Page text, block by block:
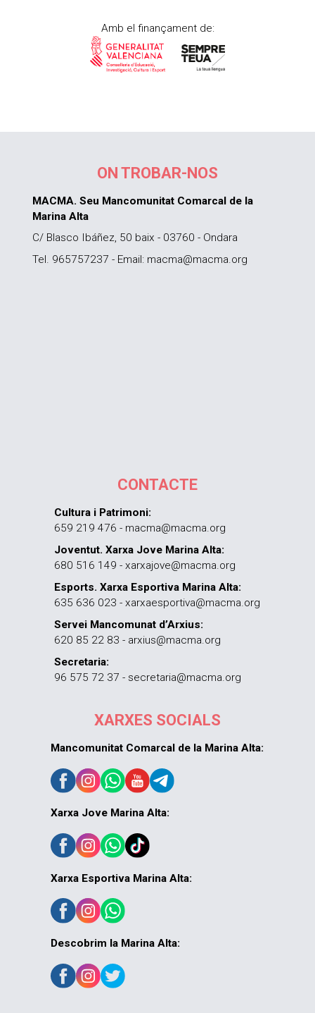
Amb el finançament de:
ON TROBAR-NOS
MACMA. Seu Mancomunitat Comarcal de la
Marina Alta
C/ Blasco Ibáñez, 50 baix - 03760 - Ondara
Tel. 965757237 - Email: macma@macma.org
CONTACTE
Cultura i Patrimoni:
659 219 476 - macma@macma.org
Joventut. Xarxa Jove Marina Alta:
680 516 149 - xarxajove@macma.org
Esports. Xarxa Esportiva Marina Alta:
635 636 023 - xarxaesportiva@macma.org
Servei Mancomunat d’Arxius:
620 85 22 83 - arxius@macma.org
Secretaria:
96 575 72 37 - secretaria@macma.org
XARXES SOCIALS
Mancomunitat Comarcal de la Marina Alta:
Xarxa Jove Marina Alta:
Xarxa Esportiva Marina Alta:
Descobrim la Marina Alta: